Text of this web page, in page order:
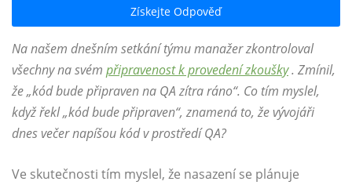
Získejte Odpověď
Na našem dnešním setkání týmu manažer zkontroloval
všechny na svém připravenost k provedení zkoušky. Zmínil,
že „kód bude připraven na QA zítra ráno“. Co tím myslel,
když řekl „kód bude připraven“, znamená to, že vývojáři
dnes večer napíšou kód v prostředí QA?
Ve skutečnosti tím myslel, že nasazení se plánuje